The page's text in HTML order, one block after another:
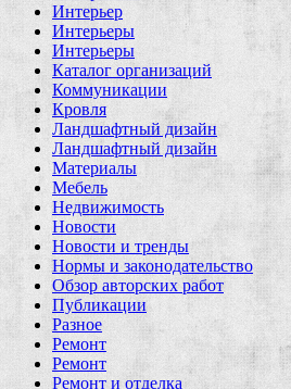
Интерьер
Интерьеры
Интерьеры
Каталог организаций
Коммуникации
Кровля
Ландшафтный дизайн
Ландшафтный дизайн
Материалы
Мебель
Недвижимость
Новости
Новости и тренды
Нормы и законодательство
Обзор авторских работ
Публикации
Разное
Ремонт
Ремонт
Ремонт и отделка